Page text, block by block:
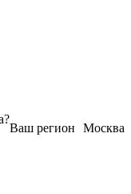
Москва
Ваш регион
?